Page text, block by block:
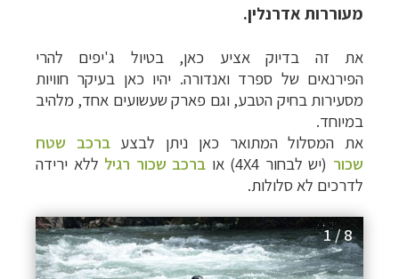
מעוררות אדרנלין.
את זה בדיוק אציע כאן, בטיול ג'יפים להרי
הפירנאים של ספרד ואנדורה. יהיו כאן בעיקר חוויות
מסעירות בחיק הטבע, וגם פארק שעשועים אחד, מלהיב
במיוחד.
את המסלול המתואר כאן ניתן לבצעברכב שטח
שכור (יש לבחור 4X4) או ברכב שכור רגיל ללא ירידה
לדרכים לא סלולות.
1 / 8